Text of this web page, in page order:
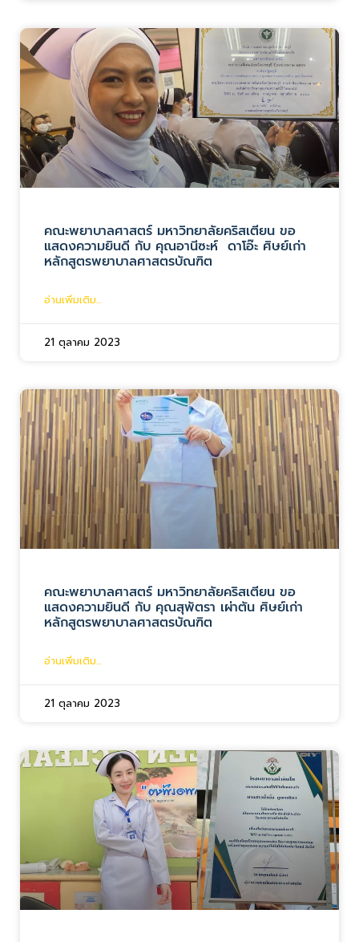
คณะพยาบาลศาสตร์ มหาวิทยาลัยคริสเตียน ขอ
แสดงความยินดี กับ คุณอานีซะห์ ดาโอ๊ะ ศิษย์เก่า
หลักสูตรพยาบาลศาสตรบัณฑิต
อ่านเพิ่มเติม...
21 ตุลาคม 2023
คณะพยาบาลศาสตร์ มหาวิทยาลัยคริสเตียน ขอ
แสดงความยินดี กับ คุณสุพัตรา เผ่าตัน ศิษย์เก่า
หลักสูตรพยาบาลศาสตรบัณฑิต
อ่านเพิ่มเติม...
21 ตุลาคม 2023